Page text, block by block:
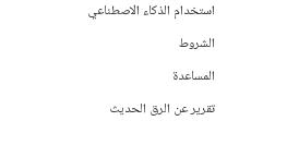
استخدام الذكاء الاصطناعي
الشروط
المساعدة
تقرير عن الرق الحديث